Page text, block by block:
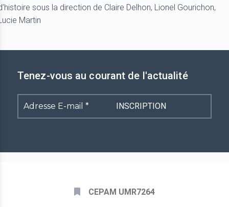
sous la direction de Claire Delhon, Lionel Gourichon,
Martin
Tenez-vous au courant de l'actualité
Adresse
E-
CEPAM UMR7264